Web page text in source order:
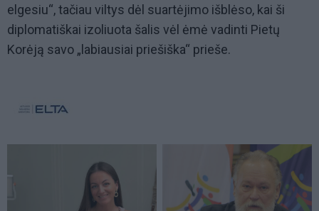
elgesiu“, tačiau viltys dėl suartėjimo išblėso, kai ši
diplomatiškai izoliuota šalis vėl ėmė vadinti Pietų
Korėją savo „labiausiai priešiška“ prieše.